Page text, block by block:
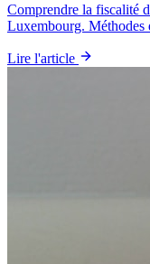
Comprendre la fiscalité
Luxembourg. Méthodes
Lire l'article